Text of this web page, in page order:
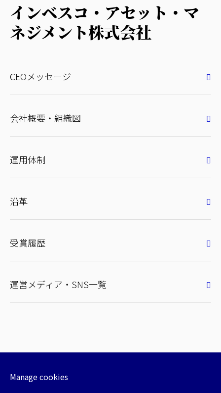
インベスコ・アセット・マ
ネジメント株式会社
CEOメッセージ
会社概要・組織図
運用体制
沿革
受賞履歴
運営メディア・SNS一覧
Manage cookies